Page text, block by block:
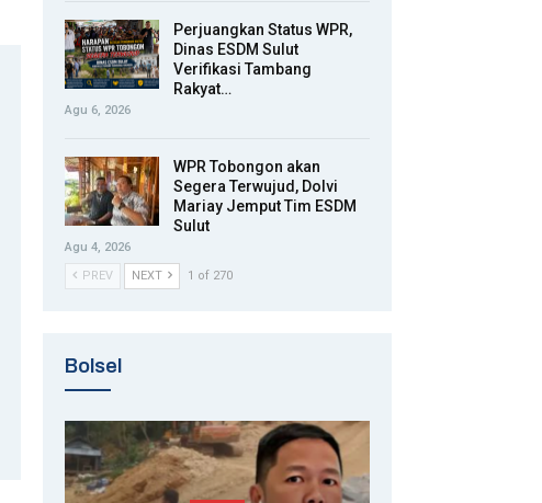
Perjuangkan Status WPR,
Dinas ESDM Sulut
Verifikasi Tambang
Rakyat…
Agu 6, 2026
WPR Tobongon akan
Segera Terwujud, Dolvi
Mariay Jemput Tim ESDM
Sulut
Agu 4, 2026
PREV
NEXT 1 of 270
Bolsel